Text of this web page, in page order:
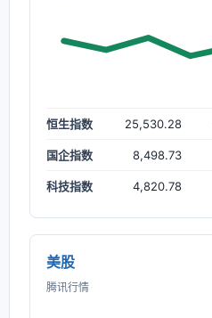
恒生指数 25,530.28
国企指数 8,498.73
科技指数 4,820.78
美股
腾讯行情